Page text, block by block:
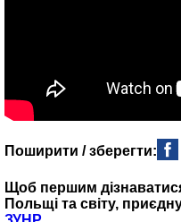
Поширити / зберегти:
Щоб першим
Польщі та світу,